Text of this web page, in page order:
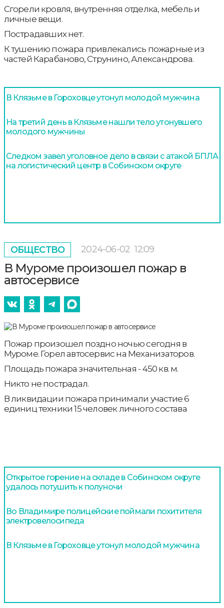
Сгорели кровля, внутренняя отделка, мебель и
личные вещи.
Пострадавших нет.
К тушению пожара привлекались пожарные из
частей Карабаново, Струнино, Александрова.
В Клязьме в Гороховце утонул молодой мужчина
На третий день в Клязьме нашли тело утонувшего
молодого мужчины
Следком завел уголовное дело в связи с атакой БПЛА
на логистический центр в Собинском округе
ОБЩЕСТВО 2024-06-02 12:09
В Муроме произошел пожар в
автосервисе
Пожар произошел поздно ночью сегодня в
Муроме. Горел автосервис на Механизаторов.
Площадь пожара значительная - 450 кв. м.
Никто не пострадал.
В ликвидации пожара принимали участие 6
единиц техники 15 человек личного состава
Открытое горение на складе в Собинском округе
удалось потушить к полуночи
Во Владимире полицейские поймали похитителя
электровелосипеда
В Клязьме в Гороховце утонул молодой мужчина